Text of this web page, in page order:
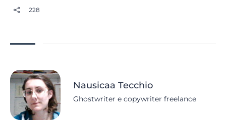
228
Nausicaa Tecchio
Ghostwriter e copywriter freelance